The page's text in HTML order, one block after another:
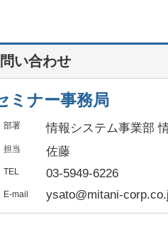
い合わせ
ミナー事務局
部署 情報システム事業部
担当 佐藤
TEL 03-5949-6226
E-mail ysato@mitani-